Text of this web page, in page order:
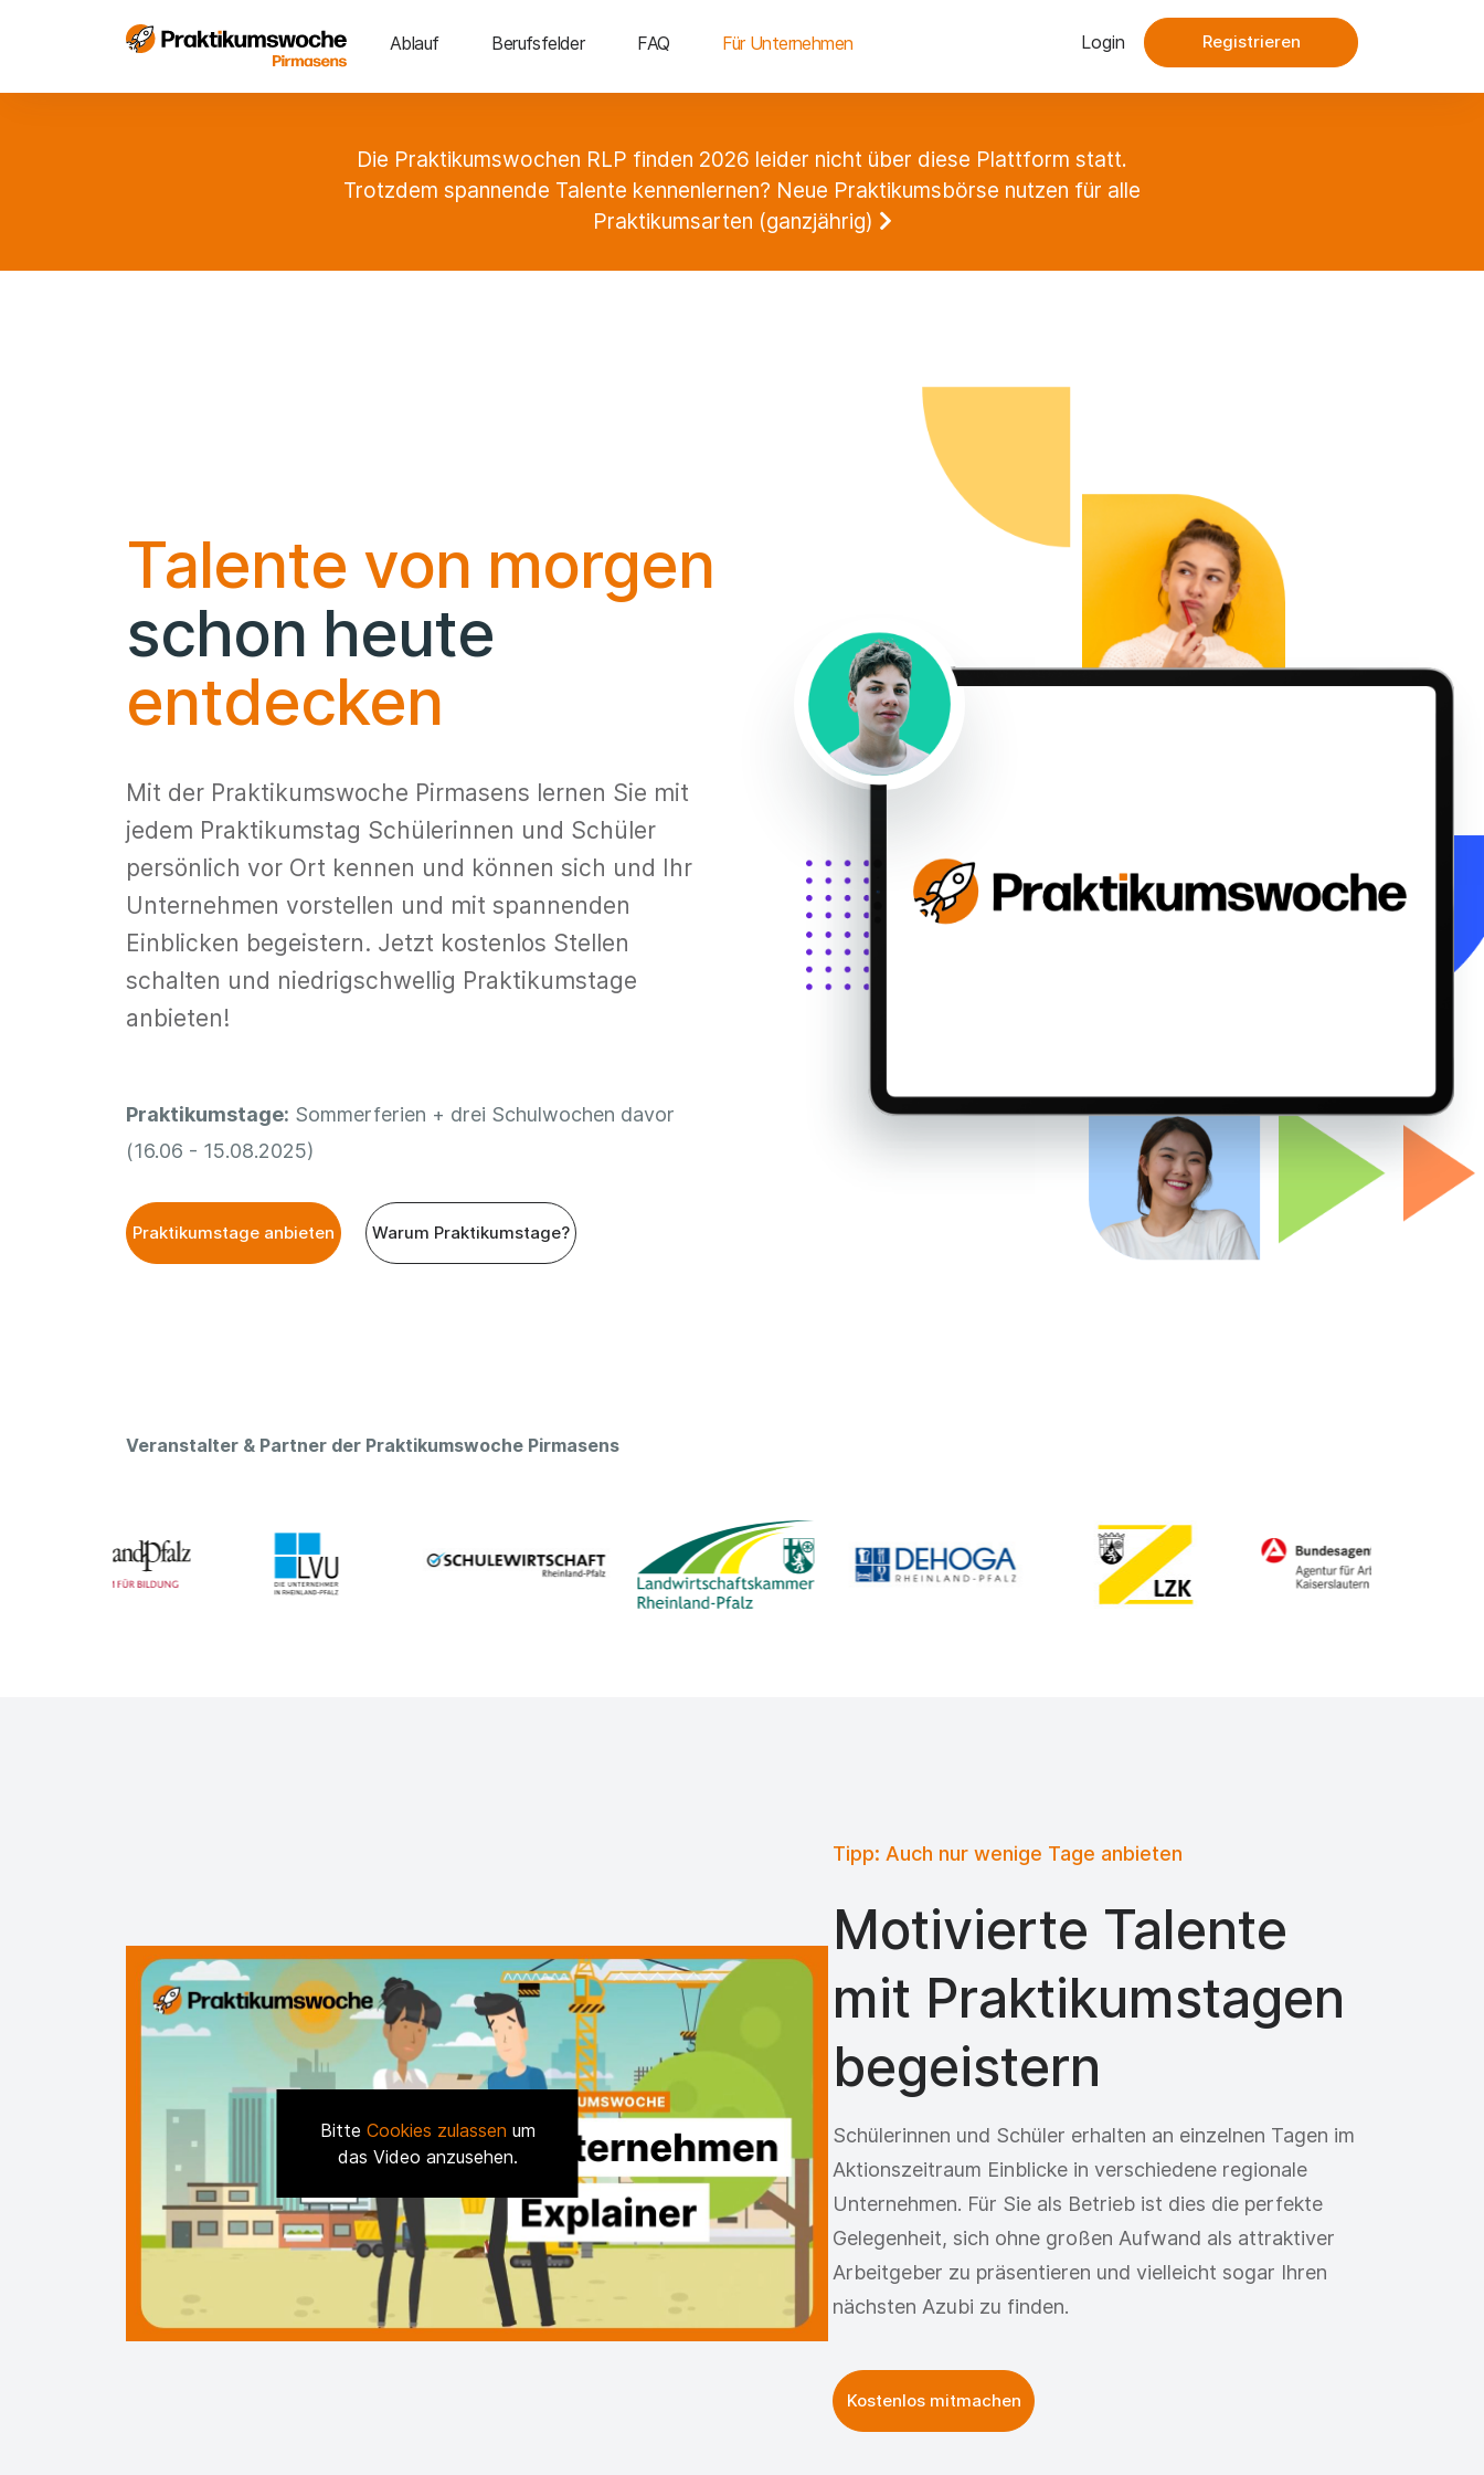
Ablauf Berufsfelder FAQ Für Unternehmen Login Registrieren
Die Praktikumswochen RLP finden 2026 leider nicht über diese Plattform statt.
Trotzdem spannende Talente kennenlernen? Neue Praktikumsbörse nutzen für alle
Praktikumsarten (ganzjährig)
Talente von morgen
schon heute
entdecken
Mit der Praktikumswoche Pirmasens lernen Sie mit
jedem Praktikumstag Schülerinnen und Schüler
persönlich vor Ort kennen und können sich und Ihr
Unternehmen vorstellen und mit spannenden
Einblicken begeistern. Jetzt kostenlos Stellen
schalten und niedrigschwellig Praktikumstage
anbieten!
Praktikumstage: Sommerferien + drei Schulwochen davor
(16.06 - 15.08.2025)
Praktikumstage anbieten Warum Praktikumstage?
Veranstalter & Partner der Praktikumswoche Pirmasens
Bitte Cookies zulassen um
das Video anzusehen.
Tipp: Auch nur wenige Tage anbieten
Motivierte Talente
mit Praktikumstagen
begeistern
Schülerinnen und Schüler erhalten an einzelnen Tagen im
Aktionszeitraum Einblicke in verschiedene regionale
Unternehmen. Für Sie als Betrieb ist dies die perfekte
Gelegenheit, sich ohne großen Aufwand als attraktiver
Arbeitgeber zu präsentieren und vielleicht sogar Ihren
nächsten Azubi zu finden.
Kostenlos mitmachen